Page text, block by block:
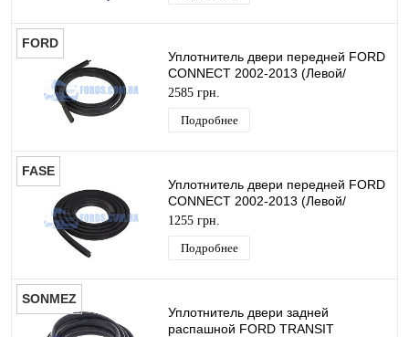
FORD
Уплотнитель двери передней FORD
CONNECT 2002-2013 (Левой/
Правой) ORIGINAL
2585 грн.
Подробнее
FASE
Уплотнитель двери передней FORD
CONNECT 2002-2013 (Левой/
Правой) FASE
1255 грн.
Подробнее
SONMEZ
Уплотнитель двери задней
распашной FORD TRANSIT